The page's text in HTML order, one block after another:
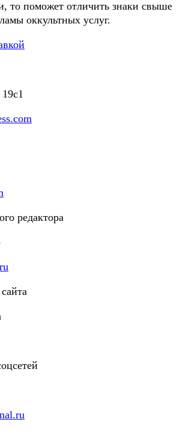
то поможет отличить знаки свыше
оккультных услуг.
редактора